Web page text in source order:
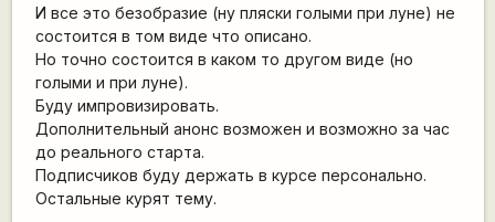
И все это безобразие (ну пляски голыми при луне) не
состоится в том виде что описано.
Но точно состоится в каком то другом виде (но
голыми и при луне).
Буду импровизировать.
Дополнительный анонс возможен и возможно за час
до реального старта.
Подписчиков буду держать в курсе персонально.
Остальные курят тему.